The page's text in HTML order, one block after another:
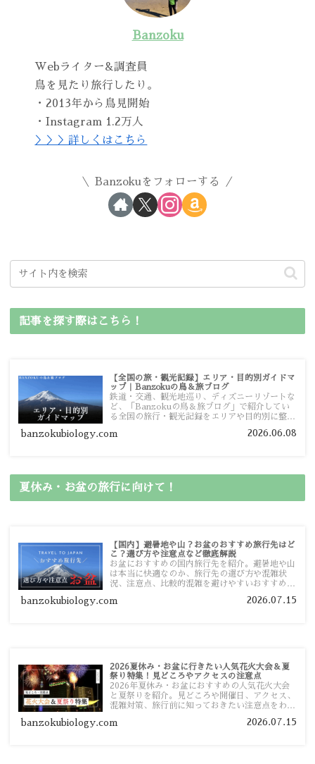
Banzoku
Webライター&調査員
鳥を見たり旅行したり。
・2013年から鳥見開始
・Instagram 1.2万人
＞＞＞詳しくはこちら
Banzokuをフォローする
記事を探す際はこちら！
【全国の旅・観光記録】エリア・目的別ガイドマ
ップ｜Banzokuの鳥＆旅ブログ
鉄道・交通、観光地巡り、ディズニーリゾートな
ど、「Banzokuの鳥＆旅ブログ」で紹介してい
る全国の旅行・観光記録をエリアや目的別に整理
ガイドマップからスムーズに見つけていただけま
banzokubiology.com 2026.06.08
夏休み・お盆の旅行に向けて！
【国内】避暑地や山？お盆のおすすめ旅行先はど
こ？選び方や注意点など徹底解説
お盆におすすめの国内旅行先を紹介。避暑地や山
は本当に快適なのか、旅行先の選び方や混雑状
況、注意点、比較的混雑を避けやすいおすすめス
す。
banzokubiology.com 2026.07.15
2026夏休み・お盆に行きたい人気花火大会＆夏
祭り特集！見どころやアクセスの注意点
2026年夏休み・お盆におすすめの人気花火大会
と夏祭りを紹介。見どころや開催日、アクセス、
混雑対策、旅行前に知っておきたい注意点をわか
banzokubiology.com 2026.07.15